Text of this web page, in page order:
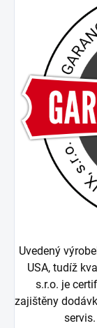
Uvedený
USA, tudíž
s.r.o. je
zajištěny